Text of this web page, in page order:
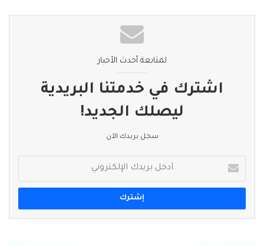
لمتابعة أحدث الأخبار
اشترك في خدمتنا البريدية
ليصلك الجديد!
سجل بريدك الآن
بريدك